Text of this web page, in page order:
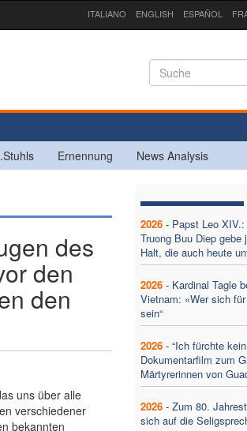
ITALIANO ENGLISH ESPAÑOL
Ernennung News Analysis
des
den
den
uns über alle
verschiedener
bekannten
2026 - Papst Leo
Truong Buu Diep gebe
Halt, die auch heute
2026 - Kardinal Tagle
Vietnam: «Wer sich
sein“
2026 - “Ich fürchte
Dokumentarfilm zum
Märtyrerinnen von
2026 - Zum 80.
sich auf die